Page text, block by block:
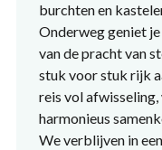
burchten en
Onderweg geniet je
van de pracht van
stuk voor stuk rijk
reis vol
harmonieus
We verblijven in